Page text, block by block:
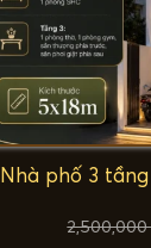
Nhà phố 3